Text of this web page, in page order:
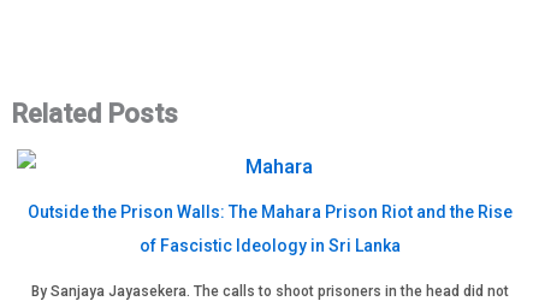
Related Posts
Outside the Prison Walls: The Mahara Prison Riot and the Rise
of Fascistic Ideology in Sri Lanka
By Sanjaya Jayasekera. The calls to shoot prisoners in the head did not